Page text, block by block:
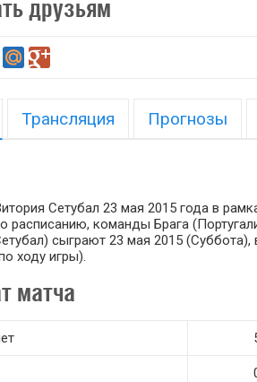
друзьям
Трансляция Прогнозы
Сетубал 23 мая 2015 года в
расписанию, команды Брага
сыграют 23 мая 2015 (Суббота),
ходу игры).
матча